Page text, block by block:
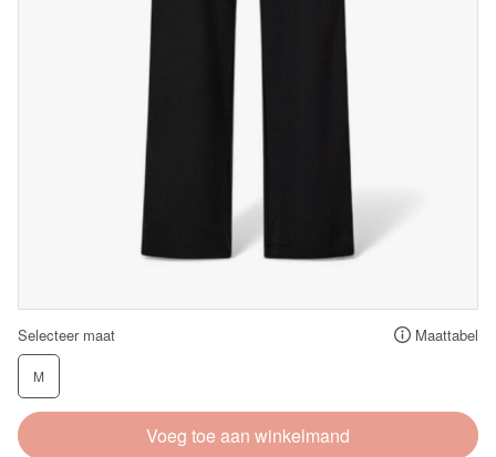
Selecteer maat Maattabel
M
Voeg toe aan winkelmand